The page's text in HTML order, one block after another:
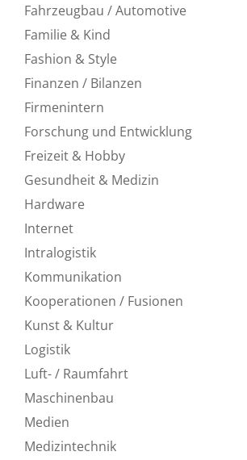
Fahrzeugbau / Automotive
Familie & Kind
Fashion & Style
Finanzen / Bilanzen
Firmenintern
Forschung und Entwicklung
Freizeit & Hobby
Gesundheit & Medizin
Hardware
Internet
Intralogistik
Kommunikation
Kooperationen / Fusionen
Kunst & Kultur
Logistik
Luft- / Raumfahrt
Maschinenbau
Medien
Medizintechnik